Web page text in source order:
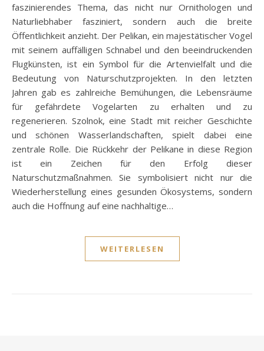
faszinierendes Thema, das nicht nur Ornithologen und
Naturliebhaber fasziniert, sondern auch die breite
Öffentlichkeit anzieht. Der Pelikan, ein majestätischer Vogel
mit seinem auffälligen Schnabel und den beeindruckenden
Flugkünsten, ist ein Symbol für die Artenvielfalt und die
Bedeutung von Naturschutzprojekten. In den letzten
Jahren gab es zahlreiche Bemühungen, die Lebensräume
für gefährdete Vogelarten zu erhalten und zu
regenerieren. Szolnok, eine Stadt mit reicher Geschichte
und schönen Wasserlandschaften, spielt dabei eine
zentrale Rolle. Die Rückkehr der Pelikane in diese Region
ist ein Zeichen für den Erfolg dieser
Naturschutzmaßnahmen. Sie symbolisiert nicht nur die
Wiederherstellung eines gesunden Ökosystems, sondern
auch die Hoffnung auf eine nachhaltige…
WEITERLESEN